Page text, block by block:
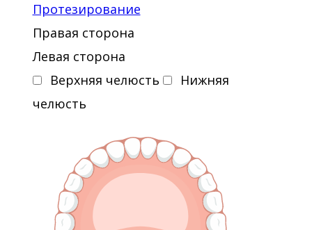
Протезирование
Правая сторона
Левая сторона
Верхняя челюсть
Нижняя
челюсть